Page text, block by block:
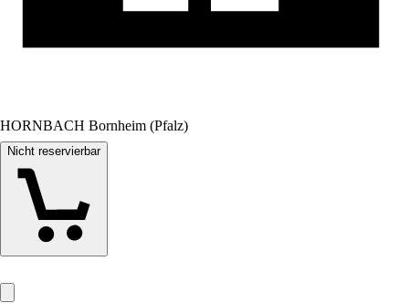
HORNBACH Bornheim (Pfalz)
Nicht reservierbar